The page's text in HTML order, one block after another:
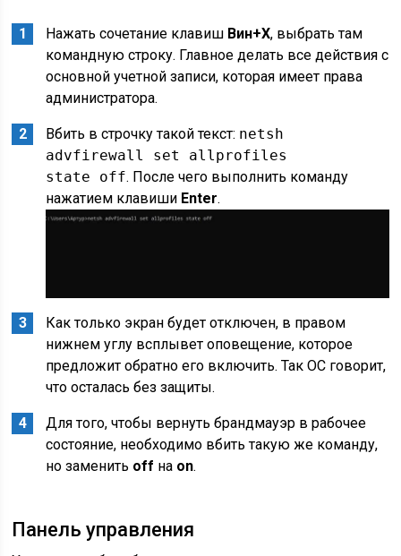
Нажать сочетание клавиш Вин+Х, выбрать там
командную строку. Главное делать все действия с
основной учетной записи, которая имеет права
администратора.
Вбить в строчку такой текст: netsh
advfirewall set allprofiles
state off. После чего выполнить команду
нажатием клавиши Enter.
Как только экран будет отключен, в правом
нижнем углу всплывет оповещение, которое
предложит обратно его включить. Так ОС говорит,
что осталась без защиты.
Для того, чтобы вернуть брандмауэр в рабочее
состояние, необходимо вбить такую же команду,
но заменить off на on.
Панель управления